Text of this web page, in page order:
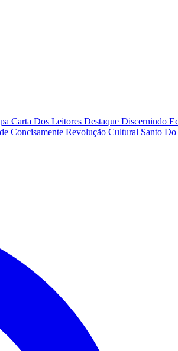
Carta Dos Leitores Destaque Discernindo
Concisamente Revolução Cultural Santo